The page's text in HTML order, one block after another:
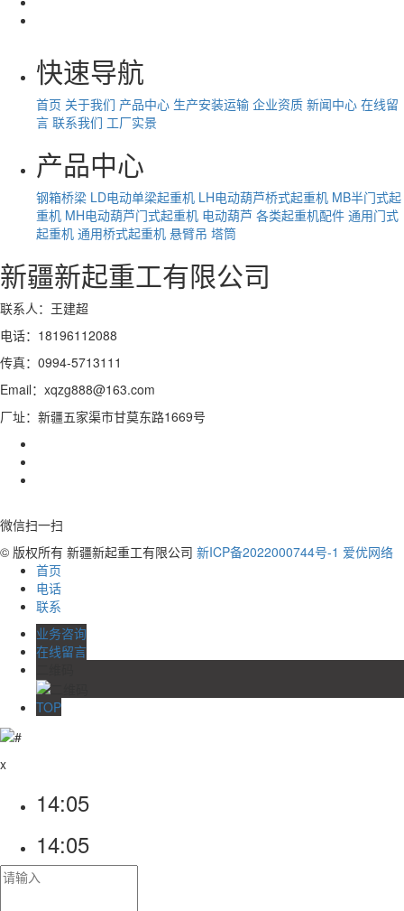
快速导航
首页 关于我们 产品中心 生产安装运输 企业资质 新闻中心 在线留
言 联系我们 工厂实景
产品中心
钢箱桥梁 LD电动单梁起重机 LH电动葫芦桥式起重机 MB半门式起
重机 MH电动葫芦门式起重机 电动葫芦 各类起重机配件 通用门式
起重机 通用桥式起重机 悬臂吊 塔筒
新疆新起重工有限公司
联系人：王建超
电话：18196112088
传真：0994-5713111
Email：xqzg888@163.com
厂址：新疆五家渠市甘莫东路1669号
微信扫一扫
© 版权所有 新疆新起重工有限公司 新ICP备2022000744号-1 爱优网络
首页
电话
联系
业务咨询
在线留言
TOP
x
14:05
14:05